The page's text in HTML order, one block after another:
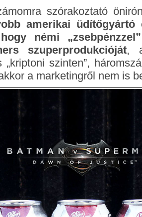
szórakoztató
amerikai
némi
szuperprodukcióját,
szinten”,
a marketingről nem is